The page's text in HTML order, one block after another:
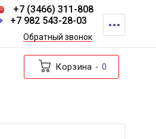
+7 (3466) 311-808
+7 982 543-28-03
Обратный звонок
Корзина 0